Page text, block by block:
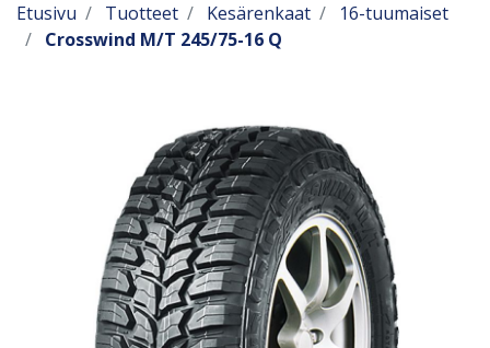
Etusivu Tuotteet Kesärenkaat
16-tuumaiset
Crosswind M/T 245/75-16 Q